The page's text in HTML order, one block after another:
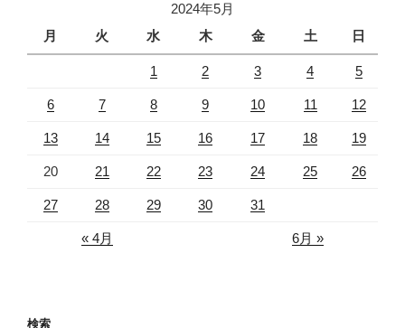
2024年5月
月
火 水 木 金 土 日
1 2 3 4 5
6 7 8 9 10 11 12
13 14 15 16 17 18 19
20 21 22 23 24 25 26
27 28 29 30 31
« 4月 6月 »
検索